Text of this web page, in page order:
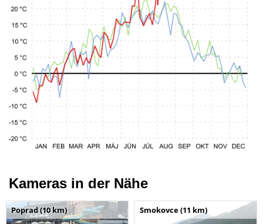
Kameras in der Nähe
Poprad (10 km) Smokovce (11 km)